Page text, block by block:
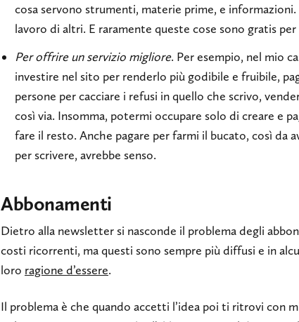
cosa servono strumenti, materie prime, e
lavoro di altri. E raramente queste cose sono gratis
Per offrire un servizio migliore. Per esempio, nel mio
investire nel sito per renderlo più godibile e fruibile,
persone per cacciare i refusi in quello che scrivo,
così via. Insomma, potermi occupare solo di creare e
fare il resto. Anche pagare per farmi il bucato, così da
per scrivere, avrebbe senso.
Abbonamenti
Dietro alla newsletter si nasconde il problema degli
costi ricorrenti, ma questi sono sempre più diffusi e in
loro ragione d’essere.
Il problema è che quando accetti l’idea poi ti ritrovi con